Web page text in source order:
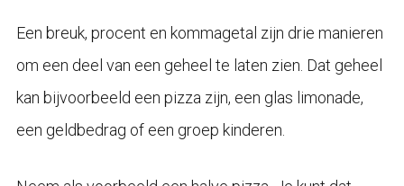
Een breuk, procent en kommagetal zijn drie manieren
om een deel van een geheel te laten zien. Dat geheel
kan bijvoorbeeld een pizza zijn, een glas limonade,
een geldbedrag of een groep kinderen.